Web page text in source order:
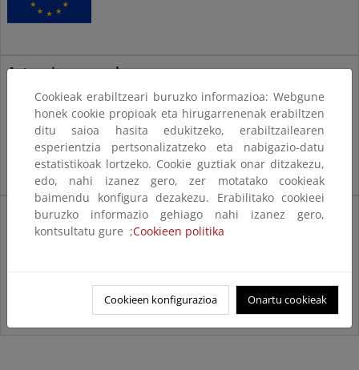
Actuaciones en el
período 2014-2020
Actuaciones en el
período 2021-2027
Cookieak erabiltzeari buruzko informazioa: Webgune
honek cookie propioak eta hirugarrenenak erabiltzen
ditu saioa hasita edukitzeko, erabiltzailearen
esperientzia pertsonalizatzeko eta nabigazio-datu
estatistikoak lortzeko. Cookie guztiak onar ditzakezu,
edo, nahi izanez gero, zer motatako cookieak
baimendu konfigura dezakezu. Erabilitako cookieei
buruzko informazio gehiago nahi izanez gero,
kontsultatu gure ;Cookieen politika
Cookieen konfigurazioa Onartu cookieak